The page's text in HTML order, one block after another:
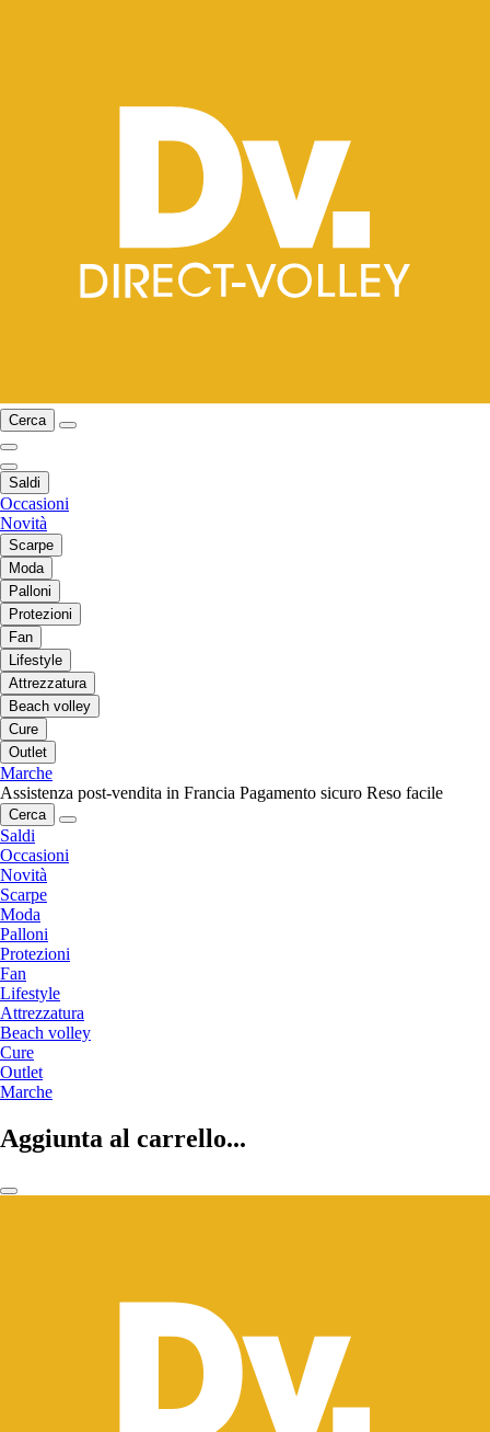
Cerca
Saldi
Occasioni
Novità
Scarpe
Moda
Palloni
Protezioni
Fan
Lifestyle
Attrezzatura
Beach volley
Cure
Outlet
Marche
Assistenza post-vendita in Francia Pagamento sicuro Reso facile
Cerca
Saldi
Occasioni
Novità
Scarpe
Moda
Palloni
Protezioni
Fan
Lifestyle
Attrezzatura
Beach volley
Cure
Outlet
Marche
Aggiunta al carrello...